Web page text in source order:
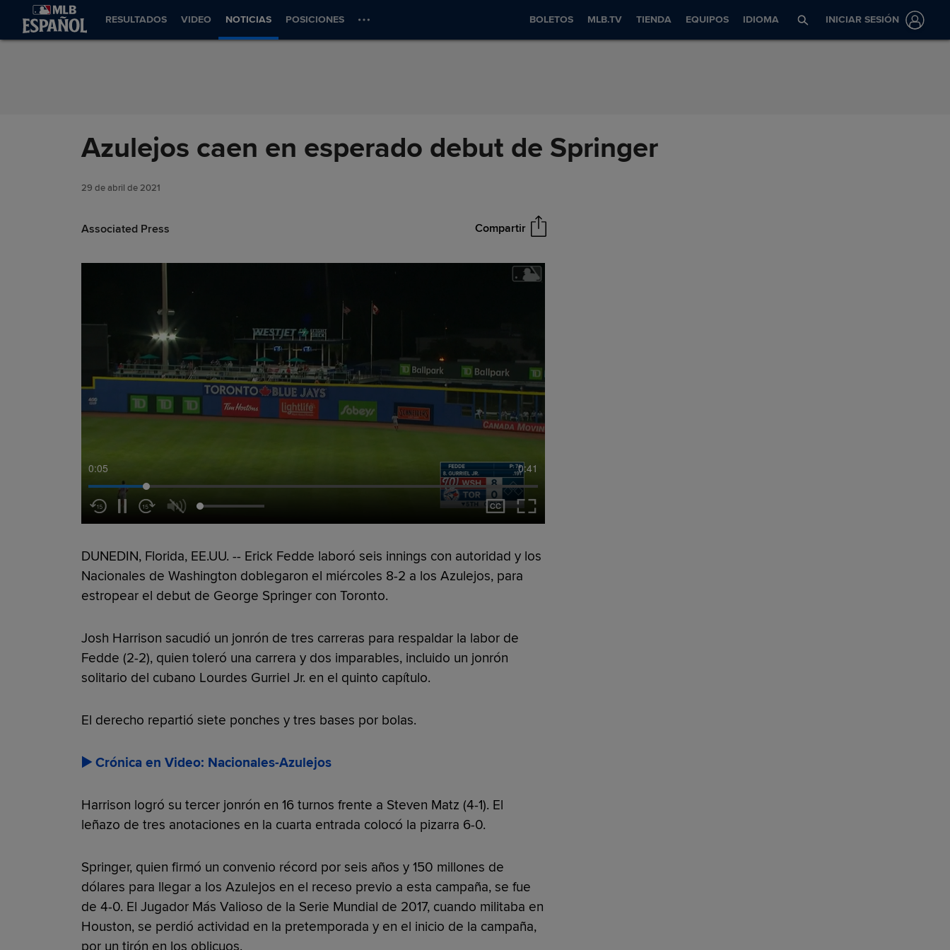
Saltar al Contenido
RESULTADOS VIDEO NOTICIAS POSICIONES BOLETOS MLB.TV TIENDA EQUIPOS IDIOMA INICIAR SESIÓN
Azulejos caen en esperado debut de Springer
29 de abril de 2021
Associated Press Compartir
0:05 0:41
DUNEDIN, Florida, EE.UU. -- Erick Fedde laboró seis innings con autoridad y los
Nacionales de Washington doblegaron el miércoles 8-2 a los Azulejos, para
estropear el debut de George Springer con Toronto.
Josh Harrison sacudió un jonrón de tres carreras para respaldar la labor de
Fedde (2-2), quien toleró una carrera y dos imparables, incluido un jonrón
solitario del cubano Lourdes Gurriel Jr. en el quinto capítulo.
El derecho repartió siete ponches y tres bases por bolas.
▶️ Crónica en Video: Nacionales-Azulejos
Harrison logró su tercer jonrón en 16 turnos frente a Steven Matz (4-1). El
leñazo de tres anotaciones en la cuarta entrada colocó la pizarra 6-0.
Springer, quien firmó un convenio récord por seis años y 150 millones de
dólares para llegar a los Azulejos en el receso previo a esta campaña, se fue
de 4-0. El Jugador Más Valioso de la Serie Mundial de 2017, cuando militaba en
Houston, se perdió actividad en la pretemporada y en el inicio de la campaña,
por un tirón en los oblicuos.